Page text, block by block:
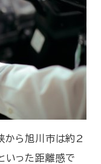
から旭川市は約2
いった距離感で